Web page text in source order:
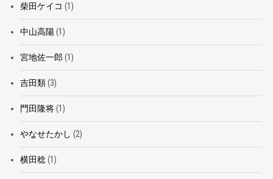
柴田ケイコ (1)
中山高陽(1)
宮地佐一郎 (1)
吉田類(3)
門田隆将(1)
やなせたかし (2)
横田稔(1)